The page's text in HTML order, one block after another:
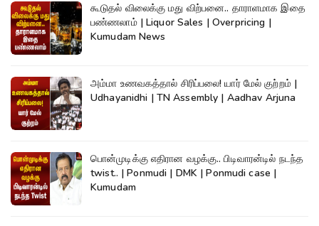
கூடுதல் விலைக்கு மது விற்பனை.. தாராளமாக இதை
பண்ணலாம் | Liquor Sales | Overpricing |
Kumudam News
அம்மா உணவகத்தால் சிரிப்பலை! யார் மேல் குற்றம் |
Udhayanidhi | TN Assembly | Aadhav Arjuna
பொன்முடிக்கு எதிரான வழக்கு.. பிடிவாரன்டில் நடந்த
twist.. | Ponmudi | DMK | Ponmudi case |
Kumudam